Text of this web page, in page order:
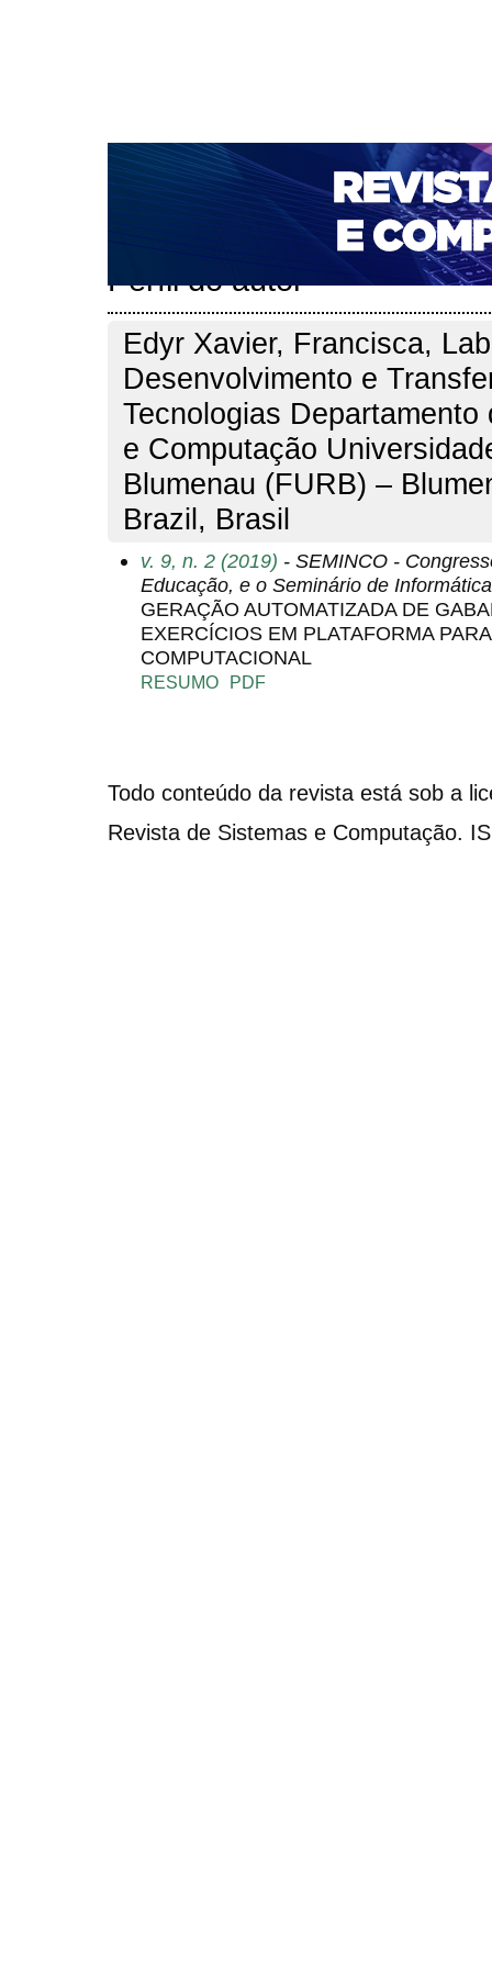
CAPA SOBRE ACESSO CADASTRO
NOTÍCIAS
PORTAL DE REVISTAS DA UNIFACS
PARA AVALIADORES
NOVA SUBMISSÃO
Perfil do autor
Edyr Xavier, Francisca,
Desenvolvimento e
Tecnologias Departamento
e Computação
Blumenau (FURB) –
Brazil, Brasil
v. 9, n. 2 (2019) - SEMINCO -
Educação, e o Seminário de
GERAÇÃO AUTOMATIZADA DE
EXERCÍCIOS EM PLATAFORMA
COMPUTACIONAL
RESUMO PDF
Todo conteúdo da revista está sob a
Revista de Sistemas e Computação.